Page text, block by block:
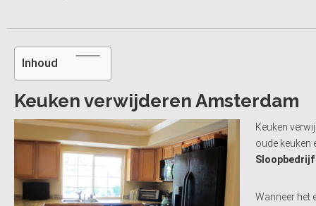
Inhoud
Keuken verwijderen Amsterdam
Keuken
oude keuken
Sloopbedrijf
Wanneer het